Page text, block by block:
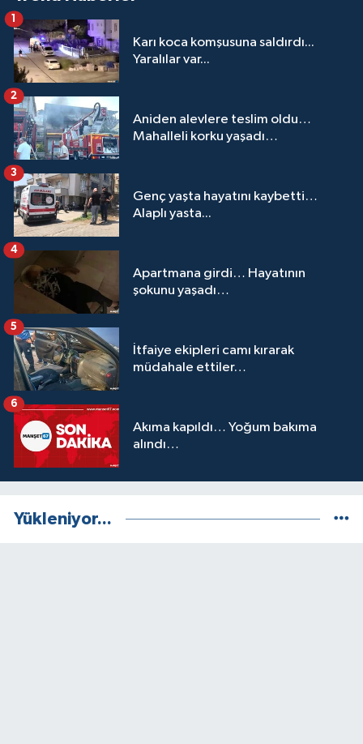
Karı koca komşusuna saldırdı...
Yaralılar var...
1
Aniden alevlere teslim oldu…
Mahalleli korku yaşadı…
2
Genç yaşta hayatını kaybetti…
Alaplı yasta...
3
Apartmana girdi… Hayatının
şokunu yaşadı…
4
İtfaiye ekipleri camı kırarak
müdahale ettiler…
5
Akıma kapıldı… Yoğum bakıma
alındı…
6
Yükleniyor...